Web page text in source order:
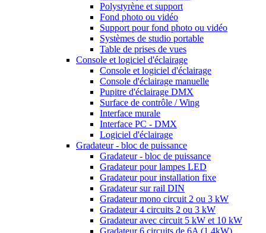
Polystyrène et support
Fond photo ou vidéo
Support pour fond photo ou vidéo
Systèmes de studio portable
Table de prises de vues
Console et logiciel d'éclairage
Console et logiciel d'éclairage
Console d'éclairage manuelle
Pupitre d'éclairage DMX
Surface de contrôle / Wing
Interface murale
Interface PC - DMX
Logiciel d'éclairage
Gradateur - bloc de puissance
Gradateur - bloc de puissance
Gradateur pour lampes LED
Gradateur pour installation fixe
Gradateur sur rail DIN
Gradateur mono circuit 2 ou 3 kW
Gradateur 4 circuits 2 ou 3 kW
Gradateur avec circuit 5 kW et 10 kW
Gradateur 6 circuits de 6A (1.4kW)